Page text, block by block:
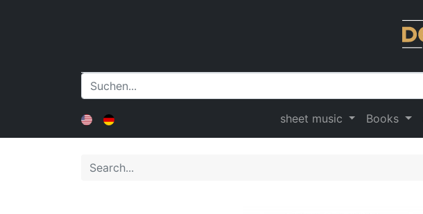
sheet music Books